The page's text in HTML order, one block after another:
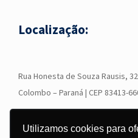
Utilizamos cookies para
Localização:
Rua Honesta de Souza Rausis,
Colombo – Paraná | CEP 83413-